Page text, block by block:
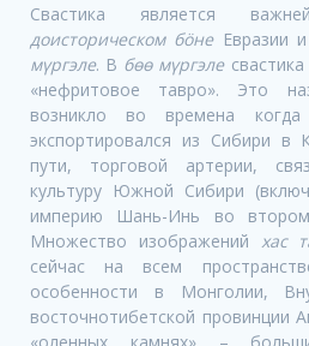
Свастика является
доисторическом бöнеЕвразии и
мүргэле. В бөө мүргэлесвастика
«нефритовое тавро». Это
возникло во времена когда
экспортировался из Сибири в
пути, торговой артерии,
культуру Южной Сибири
империю Шань-Инь во
Множество изображений хас
сейчас на всем
особенности в Монголии,
восточнотибетской провинции